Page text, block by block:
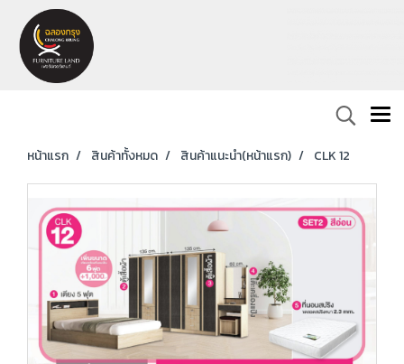
หน้าแรก สินค้าทั้งหมด สินค้าแนะนำ(หน้าแรก) CLK 12